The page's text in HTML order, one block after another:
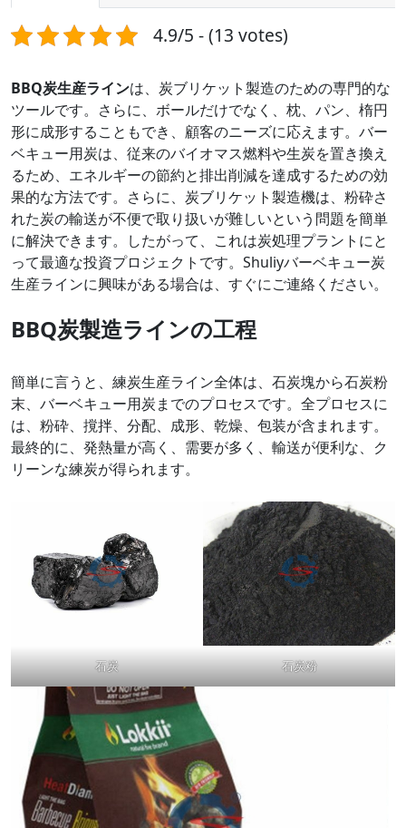
4.9/5 - (13 votes)
BBQ炭生産ラインは、炭ブリケット製造のための専門的な
ツールです。さらに、ボールだけでなく、枕、パン、楕円
形に成形することもでき、顧客のニーズに応えます。バー
ベキュー用炭は、従来のバイオマス燃料や生炭を置き換え
るため、エネルギーの節約と排出削減を達成するための効
果的な方法です。さらに、炭ブリケット製造機は、粉砕さ
れた炭の輸送が不便で取り扱いが難しいという問題を簡単
に解決できます。したがって、これは炭処理プラントにと
って最適な投資プロジェクトです。Shuliyバーベキュー炭
生産ラインに興味がある場合は、すぐにご連絡ください。
BBQ炭製造ラインの工程
簡単に言うと、練炭生産ライン全体は、石炭塊から石炭粉
末、バーベキュー用炭までのプロセスです。全プロセスに
は、粉砕、撹拌、分配、成形、乾燥、包装が含まれます。
最終的に、発熱量が高く、需要が多く、輸送が便利な、ク
リーンな練炭が得られます。
石炭 石炭粉